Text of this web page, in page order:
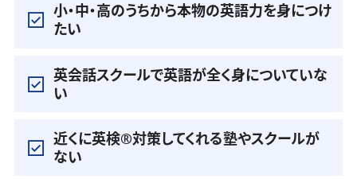
小・中・高のうちから本物の英語力を身につけ
たい
英会話スクールで英語が全く身についていな
い
近くに英検®️対策してくれる塾やスクールが
ない